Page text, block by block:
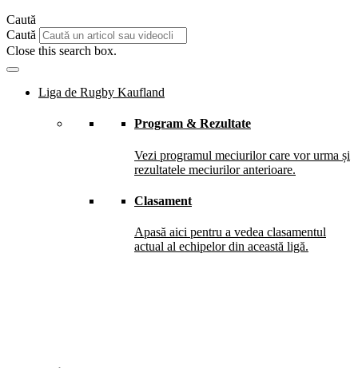
Caută
Caută
Close this search box.
Liga de Rugby Kaufland
Program & Rezultate
Vezi programul meciurilor care vor urma și
rezultatele meciurilor anterioare.
Clasament
Apasă aici pentru a vedea clasamentul
actual al echipelor din această ligă.